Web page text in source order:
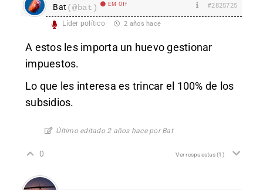
Bat (@bat) EM Off #2825725
Líder político 2 años hace
A estos les importa un huevo gestionar
impuestos.
Lo que les interesa es trincar el 100% de los
subsidios.
Último editado 2 años hace por Bat
0 Ver respuestas(1)